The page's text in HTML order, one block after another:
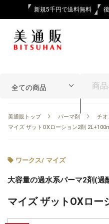
新規5千円で送料無料
美通販トップ パーマ剤
チ
マイズ ザットOXローション2剤
ワークス/ マイズ
大容量の過水系パーマ2剤(過
マイズ ザットOXロー